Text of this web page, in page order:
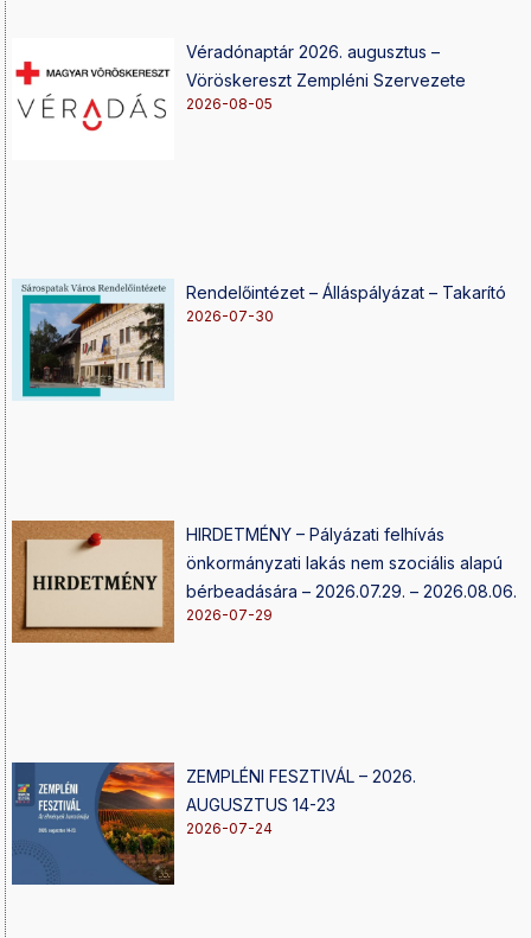
Véradónaptár 2026. augusztus –
Vöröskereszt Zempléni Szervezete
2026-08-05
Rendelőintézet – Álláspályázat – Takarító
2026-07-30
HIRDETMÉNY – Pályázati felhívás
önkormányzati lakás nem szociális alapú
bérbeadására – 2026.07.29. – 2026.08.06.
2026-07-29
ZEMPLÉNI FESZTIVÁL – 2026.
AUGUSZTUS 14-23
2026-07-24